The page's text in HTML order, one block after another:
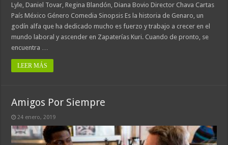
Lyle, Daniel Tovar, Regina Blandón, Diana Bovio Director Chava Cartas
País México Género Comedia Sinopsis Es la historia de Genaro, un
godín alfa que ha dedicado mucho es fuerzo y trabajo a crecer en el
mundo laboral y ascender en Zapaterías Kuri. Cuando de pronto, se
encuentra …
LEER MÁS
Amigos Por Siempre
24 enero, 2019